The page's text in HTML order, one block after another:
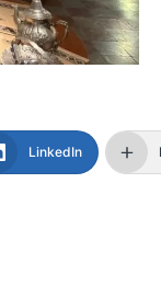
LinkedIn